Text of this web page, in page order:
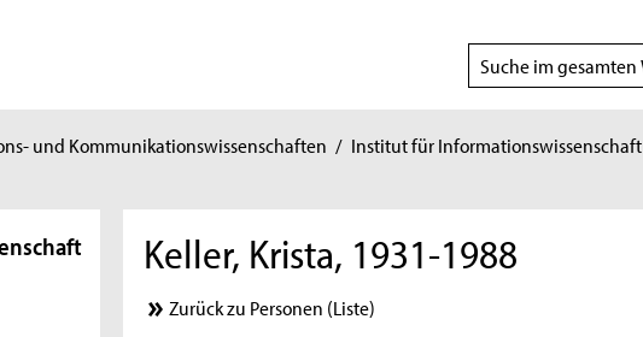
Suchbereich
wählen
und Kommunikationswissenschaften / Institut für Informationswissenschaft
Keller, Krista, 1931-1988
Zurück zu Personen (Liste)